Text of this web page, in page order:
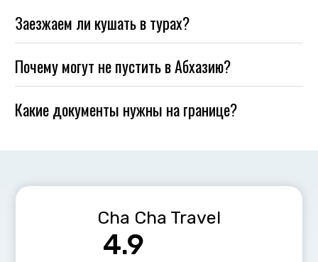
Заезжаем ли кушать в турах?
Почему могут не пустить в Абхазию?
Какие документы нужны на границе?
Cha Cha Travel
4.9